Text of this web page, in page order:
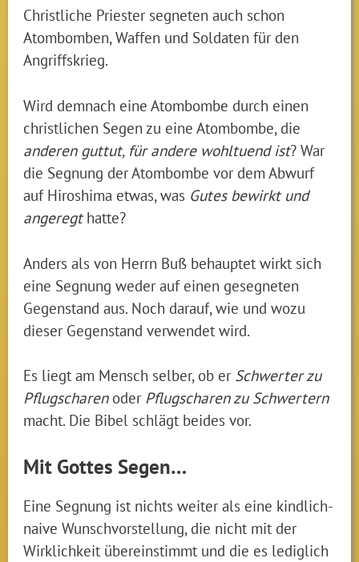
Christliche Priester segneten auch schon
Atombomben, Waffen und Soldaten für den
Angriffskrieg.
Wird demnach eine Atombombe durch einen
christlichen Segen zu eine Atombombe, die
anderen guttut, für andere wohltuend ist? War
die Segnung der Atombombe vor dem Abwurf
auf Hiroshima etwas, was Gutes bewirkt und
angeregt hatte?
Anders als von Herrn Buß behauptet wirkt sich
eine Segnung weder auf einen gesegneten
Gegenstand aus. Noch darauf, wie und wozu
dieser Gegenstand verwendet wird.
Es liegt am Mensch selber, ob er Schwerter zu
Pflugscharenoder Pflugscharen zu Schwertern
macht. Die Bibel schlägt beides vor.
Mit Gottes Segen…
Eine Segnung ist nichts weiter als eine kindlich-
naive Wunschvorstellung, die nicht mit der
Wirklichkeit übereinstimmt und die es lediglich